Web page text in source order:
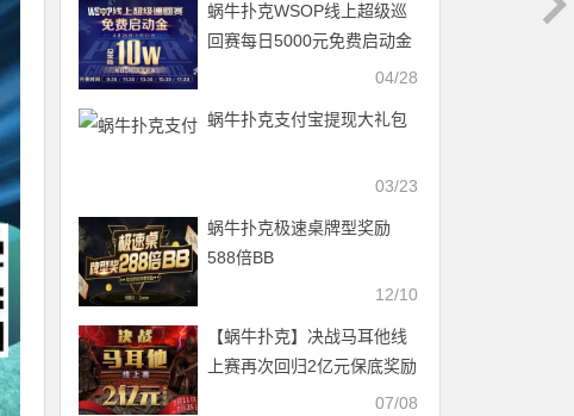
蜗牛扑克WSOP线上超级巡
回赛每日5000元免费启动金
04/28
蜗牛扑克支付宝提现大礼包
03/23
蜗牛扑克极速桌牌型奖励
588倍BB
12/10
【蜗牛扑克】决战马耳他线
上赛再次回归2亿元保底奖励
07/08